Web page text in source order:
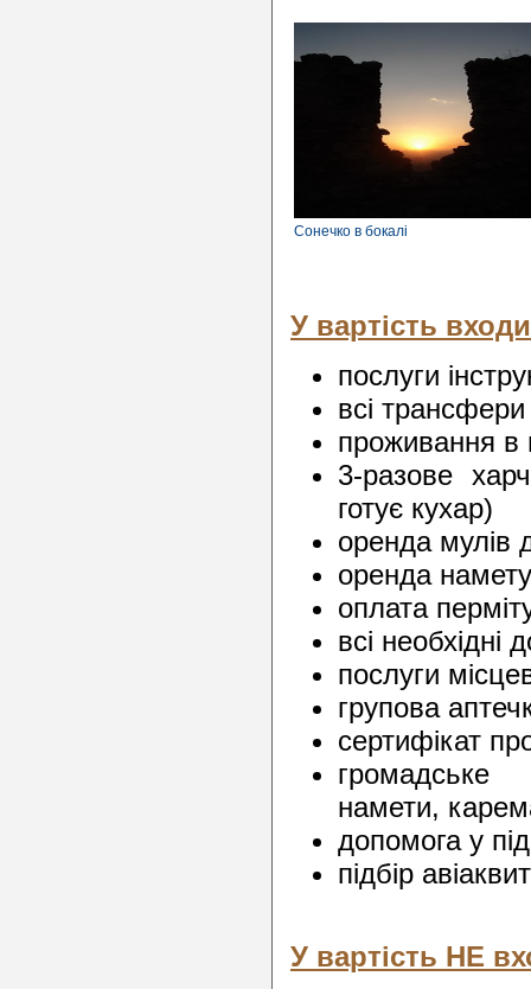
Сонечко в бокалі
У вартість
послуги
всі
проживання в
3-разове
готує кухар)
оренда мулів
оренда
оплата
всі необхідні
послуги
групова
сертифікат
громадське
намети,
допомога у
підбір
У вартість НЕ